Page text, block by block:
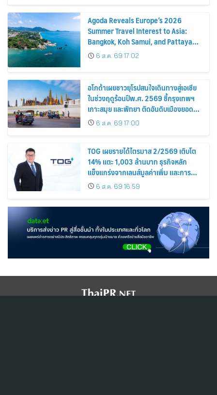
Agoda Reveals Europe’s 2026
Summer Travel Interest to Asia:
Bangkok, Koh Samui, and Pattaya
Among the Top Cities
6 ส.ค. 69 17:02
อโกด้าเผยชาวยุโรปสนใจเดินทางสู่เอเชีย
ในช่วงฤดูร้อนปีพ.ศ. 2569 ชี้กรุงเทพฯ
เกาะสมุย และพัทยา ติดอันดับเมืองยอด
นิยม6 ส.ค. 69 17:00
TOG เผยรายได้ไตรมาส 2/2569 เติบโต
14% แตะ 1,003 ล้านบาท ธุรกิจหลัก
แข็งแกร่งจากเลนส์มูลค่าเพิ่ม และการ
ขยายตลาดต่างประเทศ พร้อมเดินหน้า
ลงทุนเพื่อการเติบโตระยะยาว
6 ส.ค. 69 16:59